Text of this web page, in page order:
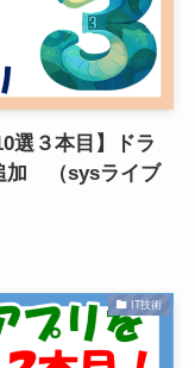
選３本目】ドラ
加 （sysライブ
IT技術